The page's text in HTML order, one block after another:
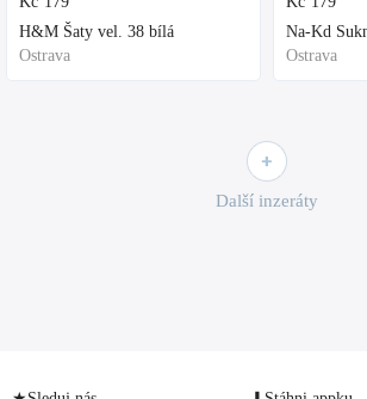
H&M Šaty vel. 38 bílá
Ostrava
Na-Kd
Ostrava
Další inzeráty